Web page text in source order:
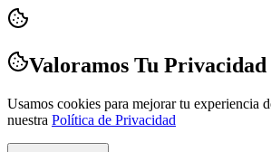
Valoramos Tu Privacidad
Usamos cookies para mejorar tu experiencia
nuestra Política de Privacidad